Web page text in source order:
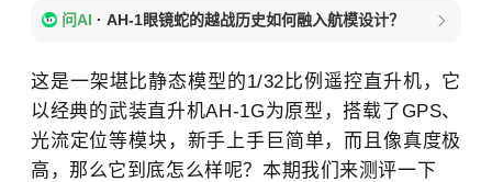
问AI · AH-1眼镜蛇的越战历史如何融入航模设计？
这是一架堪比静态模型的1/32比例遥控直升机，它
以经典的武装直升机AH-1G为原型，搭载了GPS、
光流定位等模块，新手上手巨简单，而且像真度极
高，那么它到底怎么样呢？本期我们来测评一下